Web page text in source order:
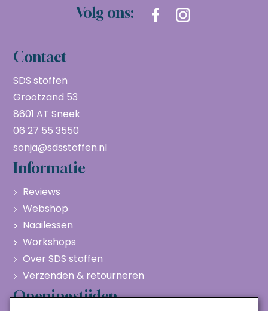
Volg ons:
Contact
SDS stoffen
Grootzand 53
8601 AT Sneek
06 27 55 3550
sonja@sdsstoffen.nl
Informatie
Reviews
Webshop
Naailessen
Workshops
Over SDS stoffen
Verzenden & retourneren
Openingstijden